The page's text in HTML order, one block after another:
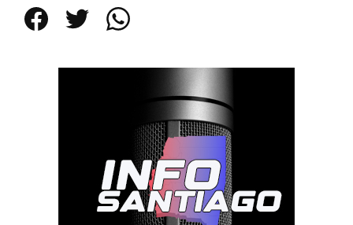
FacebookTwitterWhatsApp